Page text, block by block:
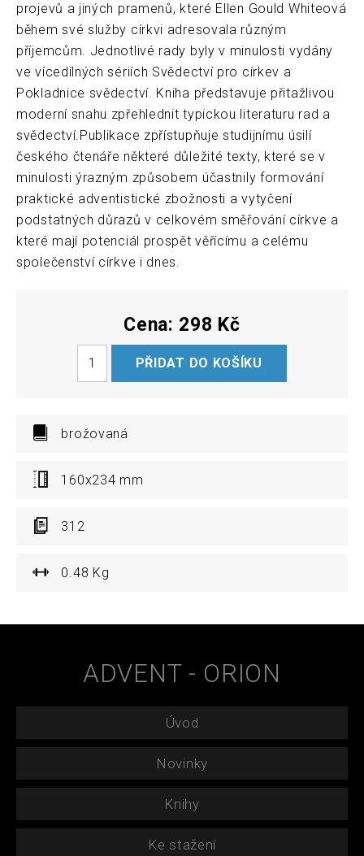
projevů a jiných pramenů, které Ellen Gould Whiteová
během své služby církvi adresovala různým
příjemcům. Jednotlivé rady byly v minulosti vydány
ve vícedílných sériích Svědectví pro církev a
Pokladnice svědectví. Kniha představuje přitažlivou
moderní snahu zpřehlednit typickou literaturu rad a
svědectví.Publikace zpřístupňuje studijnímu úsilí
českého čtenáře některé důležité texty, které se v
minulosti ýrazným způsobem účastnily formování
praktické adventistické zbožnosti a vytyčení
podstatných důrazů v celkovém směřování církve a
které mají potenciál prospět věřícímu a celému
společenství církve i dnes.
Cena: 298 Kč
brožovaná
160x234 mm
312
0.48 Kg
ADVENT - ORION
Úvod
Novinky
Knihy
Ke stažení